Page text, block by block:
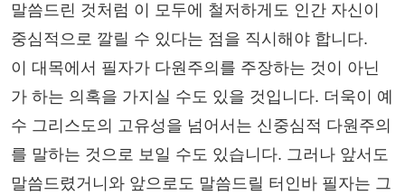
말씀드린 것처럼 이 모두에 철저하게도 인간 자신이
중심적으로 깔릴 수 있다는 점을 직시해야 합니다.
이 대목에서 필자가 다원주의를 주장하는 것이 아닌
가 하는 의혹을 가지실 수도 있을 것입니다. 더욱이 예
수 그리스도의 고유성을 넘어서는 신중심적 다원주의
를 말하는 것으로 보일 수도 있습니다. 그러나 앞서도
말씀드렸거니와 앞으로도 말씀드릴 터인바 필자는 그